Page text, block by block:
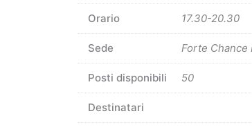
Orario 17.30-20.30
Sede Forte Chance
Posti disponibili 50
Destinatari